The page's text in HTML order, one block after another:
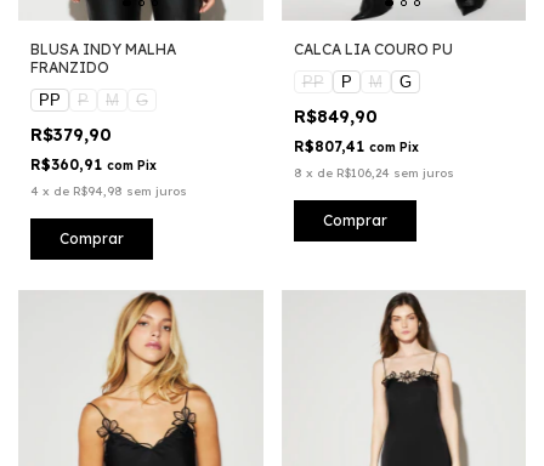
BLUSA INDY MALHA
FRANZIDO
PP
P M G
R$379,90
R$360,91 com Pix
4 x de R$94,98 sem juros
Comprar
CALCA LIA COURO PU
PP
P M G
R$849,90
R$807,41 com Pix
8 x de R$106,24 sem juros
Comprar